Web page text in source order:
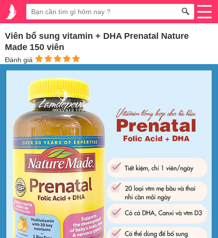
Viên bổ sung vitamin + DHA Prenatal Nature
Made 150 viên
Đánh giá